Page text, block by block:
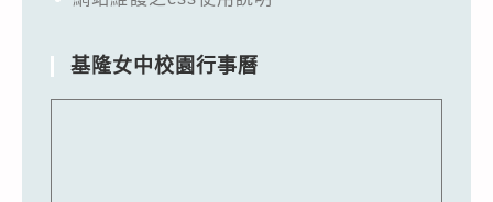
基隆女中校園行事曆